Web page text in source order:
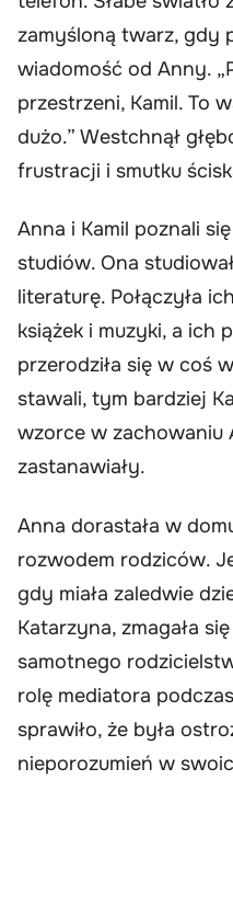
zamyśloną twarz, gdy
wiadomość od Anny.
przestrzeni, Kamil. To
dużo.” Westchnął
frustracji i smutku
Anna i Kamil poznali
studiów. Ona
literaturę. Połączyła
książek i muzyki, a ich
przerodziła się w coś
stawali, tym bardziej
wzorce w zachowaniu
zastanawiały.
Anna dorastała w
rozwodem rodziców.
gdy miała zaledwie
Katarzyna, zmagała
samotnego
rolę mediatora
sprawiło, że była
nieporozumień w